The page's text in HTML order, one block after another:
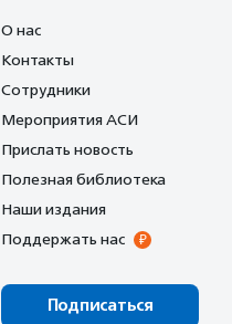
О нас
Контакты
Сотрудники
Мероприятия АСИ
Прислать новость
Полезная библиотека
Наши издания
Поддержать нас
Подписаться